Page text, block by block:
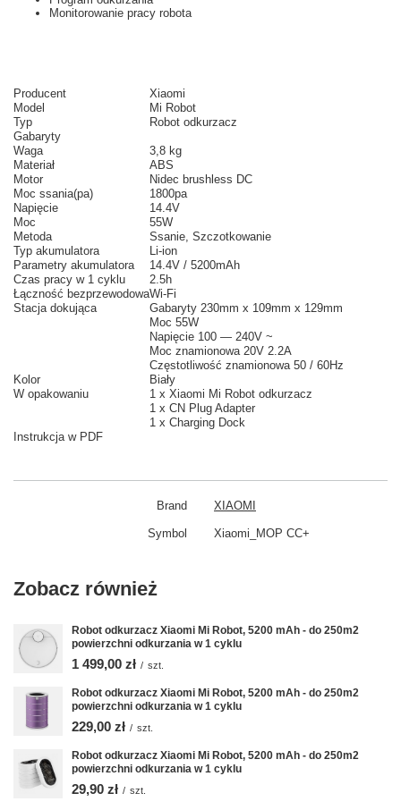
Monitorowanie pracy robota
Producent
Xiaomi
Model
Mi Robot
Typ
Robot odkurzacz
Gabaryty
Waga
3,8 kg
Materiał
ABS
Motor
Nidec brushless DC
Moc ssania(pa)
1800pa
Napięcie
14.4V
Moc
55W
Metoda
Ssanie, Szczotkowanie
Typ akumulatora
Li-ion
Parametry akumulatora
14.4V / 5200mAh
Czas pracy w 1 cyklu
2.5h
Łączność bezprzewodowaWi-Fi
Stacja dokująca
Gabaryty 230mm x 109mm x 129mm
Moc 55W
Napięcie 100 — 240V ~
Moc znamionowa 20V 2.2A
Częstotliwość znamionowa 50 / 60Hz
Kolor
Biały
W opakowaniu
1 x Xiaomi Mi Robot odkurzacz
1 x CN Plug Adapter
1 x Charging Dock
Instrukcja w PDF
Brand XIAOMI
Symbol Xiaomi_MOP CC+
Zobacz również
Robot odkurzacz Xiaomi Mi Robot, 5200 mAh - do 250m2
powierzchni odkurzania w 1 cyklu
1 499,00 zł / szt.
Robot odkurzacz Xiaomi Mi Robot, 5200 mAh - do 250m2
powierzchni odkurzania w 1 cyklu
229,00 zł / szt.
Robot odkurzacz Xiaomi Mi Robot, 5200 mAh - do 250m2
powierzchni odkurzania w 1 cyklu
29,90 zł / szt.